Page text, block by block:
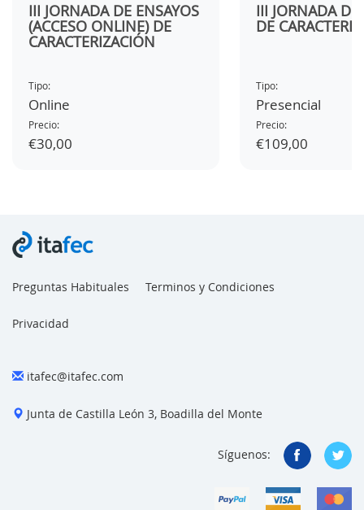
III JORNADA DE ENSAYOS
(ACCESO ONLINE) DE
CARACTERIZACIÓN
Tipo:
Online
Precio:
€30,00
III JORNADA DE
DE
Tipo:
Presencial
Precio:
€109,00
Preguntas Habituales Terminos y Condiciones
Privacidad
itafec@itafec.com
Junta de Castilla León 3, Boadilla del Monte
Síguenos: